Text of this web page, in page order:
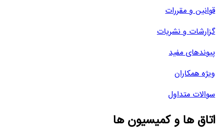
قوانین و مقررات
گزارشات و نشریات
پیوندهای مفید
ویژه همکاران
سوالات متداول
اتاق ها و کمیسیون ها